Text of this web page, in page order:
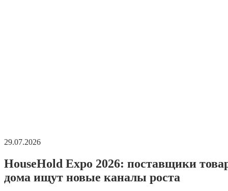
29.07.2026
HouseHold Expo 2026: поставщики
дома ищут новые каналы роста